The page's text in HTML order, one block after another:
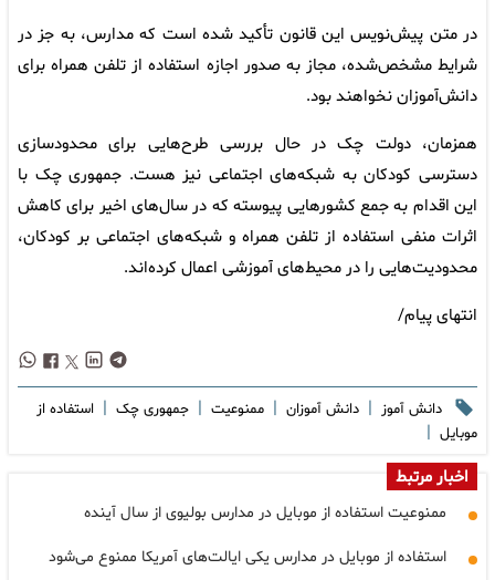
در متن پیش‌نویس این قانون تأکید شده است که مدارس، به جز در
شرایط مشخص‌شده، مجاز به صدور اجازه استفاده از تلفن همراه برای
دانش‌آموزان نخواهند بود.
همزمان، دولت چک در حال بررسی طرح‌هایی برای محدودسازی
دسترسی کودکان به شبکه‌های اجتماعی نیز هست. جمهوری چک با
این اقدام به جمع کشورهایی پیوسته که در سال‌های اخیر برای کاهش
اثرات منفی استفاده از تلفن همراه و شبکه‌های اجتماعی بر کودکان،
محدودیت‌هایی را در محیط‌های آموزشی اعمال کرده‌اند.
انتهای پیام/
دانش آموز | دانش آموزان | ممنوعیت | جمهوری چک | استفاده از
موبایل |
اخبار مرتبط
ممنوعیت استفاده از موبایل در مدارس بولیوی از سال آینده
استفاده از موبایل در مدارس یکی ایالت‌های آمریکا ممنوع می‌شود